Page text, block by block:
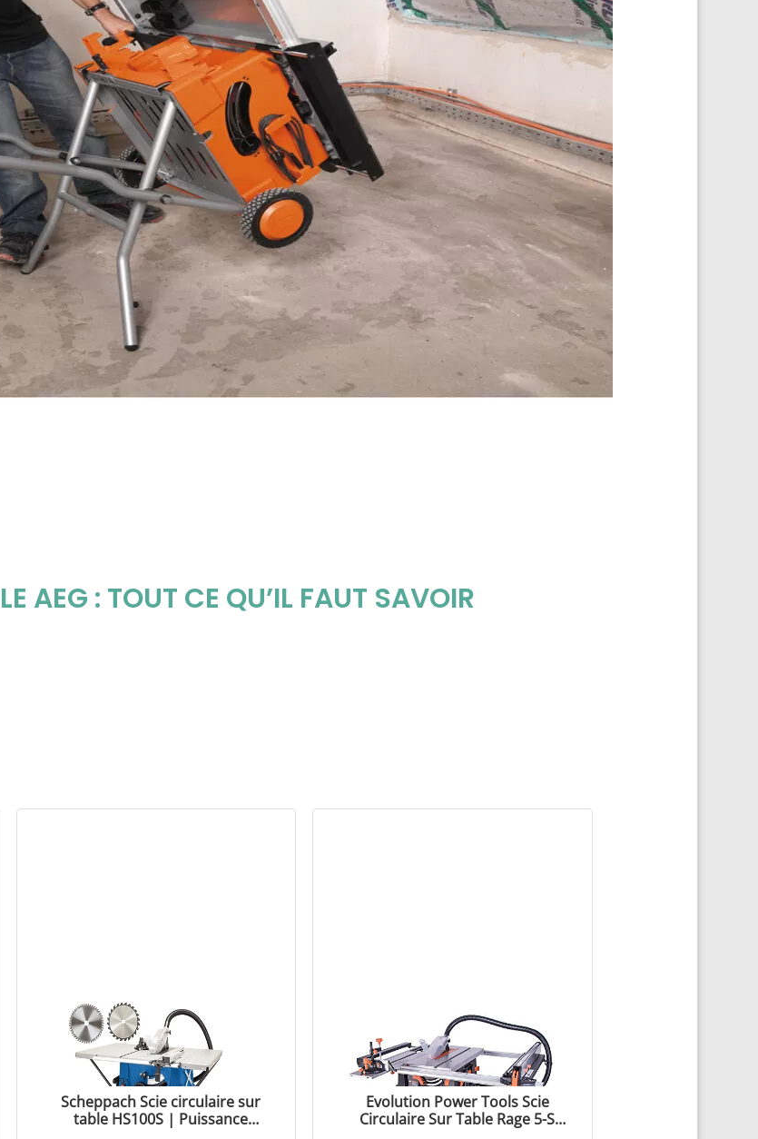
AEG : TOUT CE QU’IL FAUT SAVOIR
Scheppach Scie circulaire sur
table HS100S | Puissance
Evolution Power Tools Scie
Circulaire Sur Table Rage 5-S